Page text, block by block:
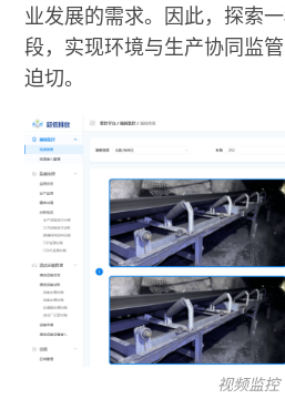
业发展的需求。因此，探索
段，实现环境与生产协同监
迫切。
视频监控